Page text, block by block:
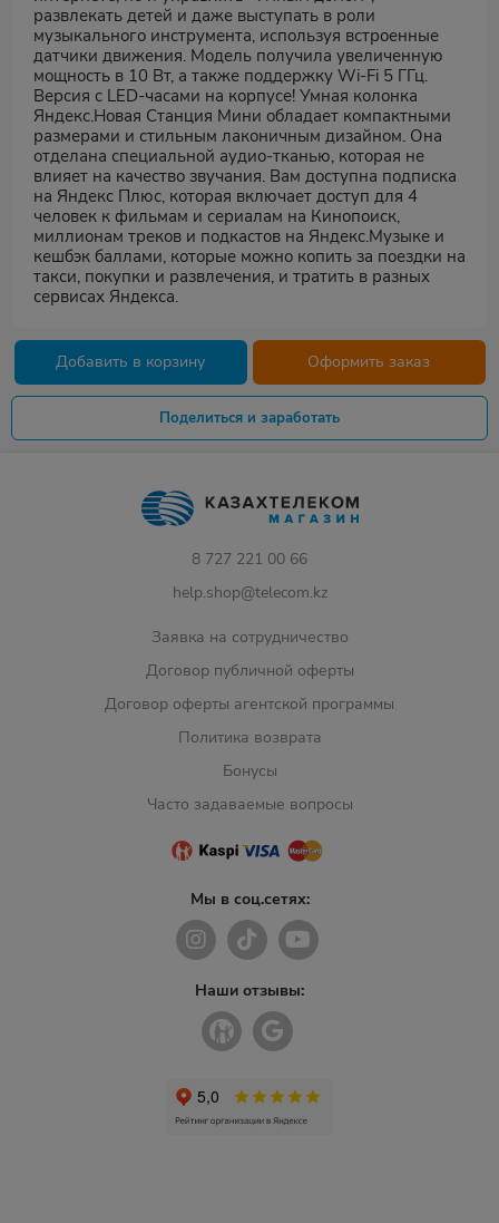
развлекать детей и даже выступать в роли
музыкального инструмента, используя встроенные
датчики движения. Модель получила увеличенную
мощность в 10 Вт, а также поддержку Wi-Fi 5 ГГц.
Версия с LED-часами на корпусе! Умная колонка
Яндекс.Новая Станция Мини обладает компактными
размерами и стильным лаконичным дизайном. Она
отделана специальной аудио-тканью, которая не
влияет на качество звучания. Вам доступна подписка
на Яндекс Плюс, которая включает доступ для 4
человек к фильмам и сериалам на Кинопоиск,
миллионам треков и подкастов на Яндекс.Музыке и
кешбэк баллами, которые можно копить за поездки на
такси, покупки и развлечения, и тратить в разных
сервисах Яндекса.
Добавить в корзину Оформить заказ
Поделиться и заработать
8 727 221 00 66
help.shop@telecom.kz
Заявка на сотрудничество
Договор публичной оферты
Договор оферты агентской программы
Политика возврата
Бонусы
Часто задаваемые вопросы
Мы в соц.сетях:
Наши отзывы: